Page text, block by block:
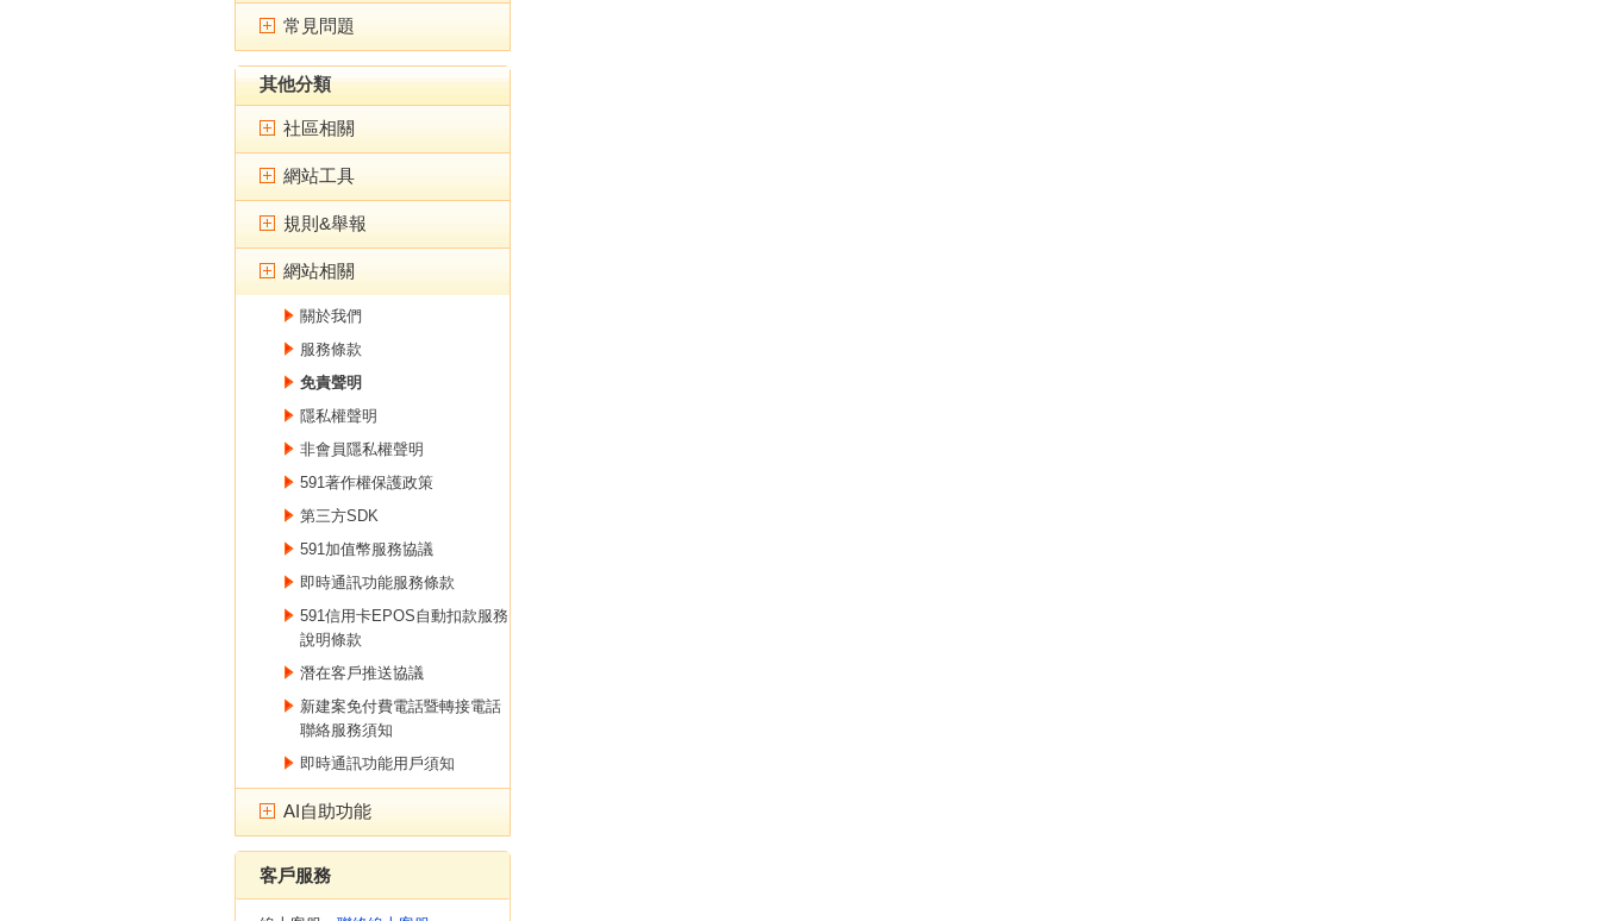
常見問題
其他分類
社區相關
網站工具
規則&舉報
網站相關
關於我們
服務條款
免責聲明
隱私權聲明
非會員隱私權聲明
591著作權保護政策
第三方SDK
591加值幣服務協議
即時通訊功能服務條款
591信用卡EPOS自動扣款服務
說明條款
潛在客戶推送協議
新建案免付費電話暨轉接電話
聯絡服務須知
即時通訊功能用戶須知
AI自助功能
客戶服務